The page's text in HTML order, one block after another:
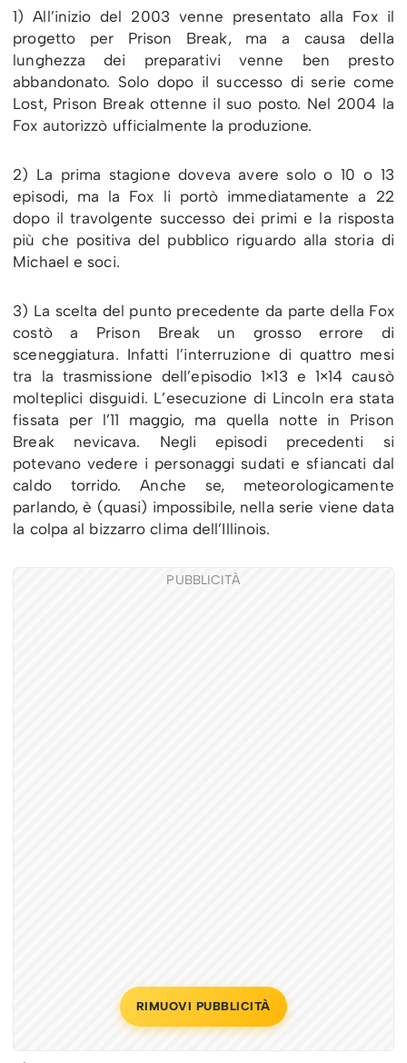
1) All’inizio del 2003 venne presentato alla Fox il
progetto per Prison Break, ma a causa della
lunghezza dei preparativi venne ben presto
abbandonato. Solo dopo il successo di serie come
Lost, Prison Break ottenne il suo posto. Nel 2004 la
Fox autorizzò ufficialmente la produzione.
2) La prima stagione doveva avere solo o 10 o 13
episodi, ma la Fox li portò immediatamente a 22
dopo il travolgente successo dei primi e la risposta
più che positiva del pubblico riguardo alla storia di
Michael e soci.
3) La scelta del punto precedente da parte della Fox
costò a Prison Break un grosso errore di
sceneggiatura. Infatti l’interruzione di quattro mesi
tra la trasmissione dell’episodio 1×13 e 1×14 causò
molteplici disguidi. L’esecuzione di Lincoln era stata
fissata per l’11 maggio, ma quella notte in Prison
Break nevicava. Negli episodi precedenti si
potevano vedere i personaggi sudati e sfiancati dal
caldo torrido. Anche se, meteorologicamente
parlando, è (quasi) impossibile, nella serie viene data
la colpa al bizzarro clima dell’Illinois.
PUBBLICITÀ
RIMUOVI PUBBLICITÀ